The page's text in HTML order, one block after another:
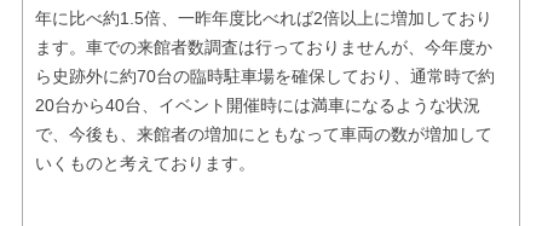
年に比べ約1.5倍、一昨年度比べれば2倍以上に増加しており
ます。車での来館者数調査は行っておりませんが、今年度か
ら史跡外に約70台の臨時駐車場を確保しており、通常時で約
20台から40台、イベント開催時には満車になるような状況
で、今後も、来館者の増加にともなって車両の数が増加して
いくものと考えております。